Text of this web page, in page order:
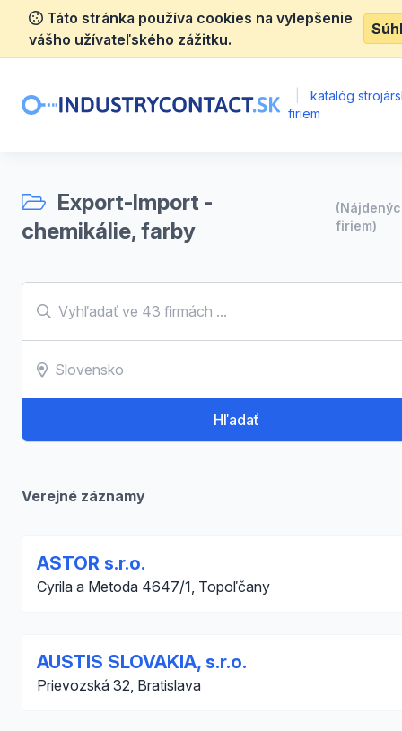
Táto stránka používa cookies na vylepšenie
vášho užívateľského zážitku.
katalóg
firiem
Export-Import -
chemikálie, farby
firiem)
Hľadať
Verejné záznamy
ASTOR s.r.o.
Cyrila a Metoda 4647/1, Topoľčany
AUSTIS SLOVAKIA, s.r.o.
Prievozská 32, Bratislava